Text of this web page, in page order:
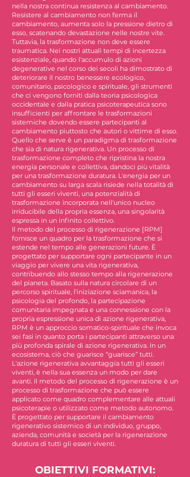
nella nostra continua resistenza al cambiamento.
Resistere al cambiamento non ferma il
cambiamento, aumenta solo la pressione dietro di
esso, scatenando devastazione nelle nostre vite.
Tuttavia, la trasformazione non deve essere
traumatica. Nei nostri attuali tempi di incertezza
esistenziale, quando l'accumulo di azioni
degenerative nel corso dei secoli ha dimostrato di
deteriorare il nostro benessere ecologico,
comunitario, psicologico e spirituale, gli strumenti
che ci vengono forniti dalla teoria psicologica
occidentale e dalla pratica psicoterapeutica sono
insufficienti per affrontare le trasformazioni
sistemiche dovendo essere partecipanti al
cambiamento piuttosto che autori o vittime di esso.
Quello che serve è un paradigma di trasformazione
che sia di natura rigenerativa. Un processo di
trasformazione completo che ripristina la nostra
energia personale e collettiva, dandoci più vitalità
per una trasformazione duratura. L'energia per un
cambiamento su larga scala risiede nella totalità di
tutti gli esseri viventi, una potenzialità di
trasformazione incorporata nell'unico nucleo
irriducibile della propria essenza, una singolarità
espressa in un infinito collettivo.
Il metodo del processo di rigenerazione [RPM]
fornisce un quadro per la trasformazione che si
estende nel tempo alle generazioni future. È
progettato per supportare ogni partecipante in un
viaggio per vivere una vita rigenerativa,
contribuendo allo stesso tempo alla rigenerazione
del pianeta. Basato sulla natura circolare di un
percorso spirituale, l'iniziazione sciamanica, la
psicologia del profondo, la partecipazione
comunitaria impegnata e una connessione con la
propria espressione unica di azione rigenerativa,
RPM è un approccio somatico-spirituale che invoca
sei fasi in quanto porta i partecipanti attraverso una
più profonda spirale di azione rigenerativa. In un
ecosistema, ciò che guarisce “guarisce” tutti.
L'azione rigenerativa avvantaggia tutti gli esseri
viventi, è nella sua essenza un modo per dare
avanti. Il metodo del processo di rigenerazione è un
processo di trasformazione che può essere
applicato come quadro complementare alle attuali
psicoterapie o utilizzato come metodo autonomo.
È progettato per supportare il cambiamento
rigenerativo sistemico di un individuo, gruppo,
azienda, comunità e società per la rigenerazione
duratura di tutti gli esseri viventi.
OBIETTIVI FORMATIVI: